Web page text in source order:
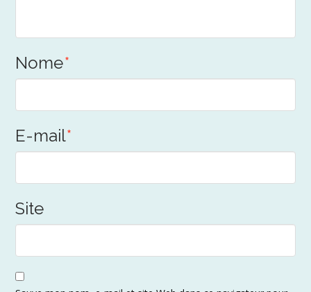
Nome*
E-mail*
Site